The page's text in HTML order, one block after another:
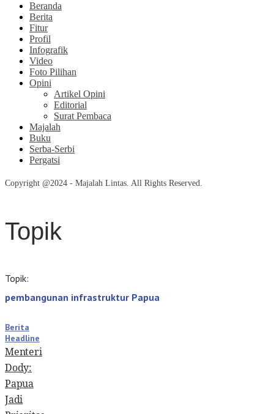
Beranda
Berita
Fitur
Profil
Infografik
Video
Foto Pilihan
Opini
Artikel Opini
Editorial
Surat Pembaca
Majalah
Buku
Serba-Serbi
Pergatsi
Copyright @2024 - Majalah Lintas. All Rights Reserved.
Topik
Topik:
pembangunan infrastruktur Papua
Berita
Headline
Menteri
Dody:
Papua
Jadi